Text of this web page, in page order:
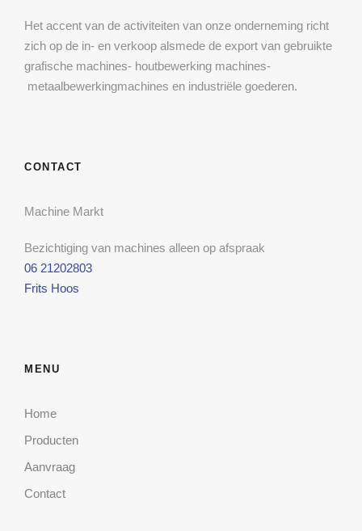
Het accent van de activiteiten van onze onderneming richt
zich op de in- en verkoop alsmede de export van gebruikte
grafische machines- houtbewerking machines-
metaalbewerkingmachines en industriële goederen.
CONTACT
Machine Markt
Bezichtiging van machines alleen op afspraak
06 21202803
Frits Hoos
MENU
Home
Producten
Aanvraag
Contact